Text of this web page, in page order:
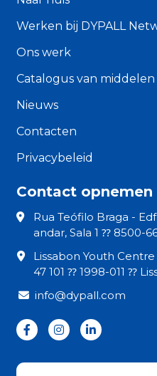
Werken bij DYPALL
Ons werk
Catalogus van middelen
Nieuws
Contacten
Privacybeleid
Contact opnemen
Rua Teófilo Braga -
andar, Sala 1 ⁇ 8500-
Lissabon Youth
47 101 ⁇ 1998-011 ⁇
info@dypall.com